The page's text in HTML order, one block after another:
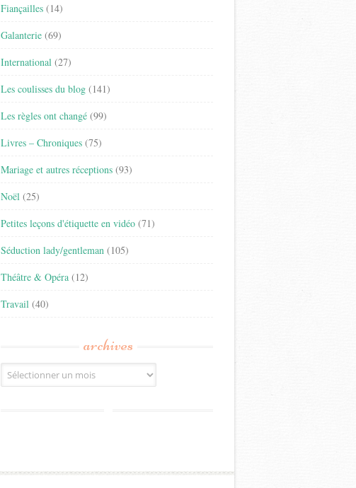
Fiançailles (14)
Galanterie (69)
International (27)
Les coulisses du blog (141)
Les règles ont changé (99)
Livres – Chroniques (75)
Mariage et autres réceptions (93)
Noël (25)
Petites leçons d'étiquette en vidéo (71)
Séduction lady/gentleman (105)
Théâtre & Opéra (12)
Travail (40)
archives
Archives